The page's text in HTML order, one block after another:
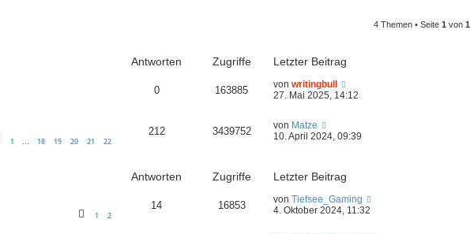
4 Themen • Seite 1 von 1
Antworten Zugriffe
Letzter Beitrag
0 163885 von writingbull
27. Mai 2025, 14:12
1 18 19 20 21 22
212 3439752 von Matze
10. April 2024, 09:39
Antworten Zugriffe
Letzter Beitrag
1 2
14 16853 von Tiefsee_Gaming
4. Oktober 2024, 11:32